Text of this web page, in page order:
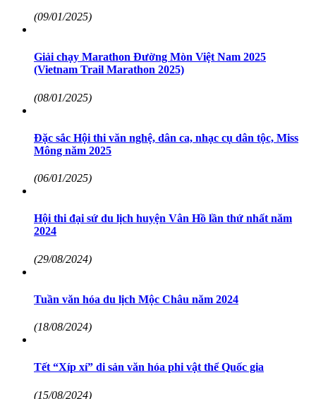
(09/01/2025)
Giải chạy Marathon Đường Mòn Việt Nam 2025
(Vietnam Trail Marathon 2025)
(08/01/2025)
Đặc sắc Hội thi văn nghệ, dân ca, nhạc cụ dân tộc, Miss
Mông năm 2025
(06/01/2025)
Hội thi đại sứ du lịch huyện Vân Hồ lần thứ nhất năm
2024
(29/08/2024)
Tuần văn hóa du lịch Mộc Châu năm 2024
(18/08/2024)
Tết “Xíp xí” di sản văn hóa phi vật thể Quốc gia
(15/08/2024)